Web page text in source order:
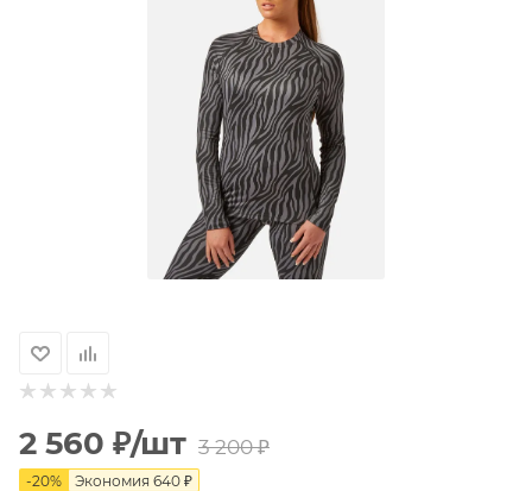
2 560 ₽/шт 3 200₽
-20% Экономия 640 ₽